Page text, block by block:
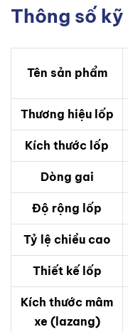
Thông số
Tên sản phẩm
Thương hiệu lốp
Kích thước lốp
Dòng gai
Độ rộng lốp
Tỷ lệ chiều cao
Thiết kế lốp
Kích thước mâm
xe (lazang)